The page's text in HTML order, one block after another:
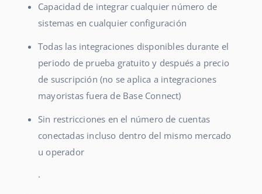
Capacidad de integrar cualquier número de
sistemas en cualquier configuración
Todas las integraciones disponibles durante el
periodo de prueba gratuito y después a precio
de suscripción (no se aplica a integraciones
mayoristas fuera de Base Connect)
Sin restricciones en el número de cuentas
conectadas incluso dentro del mismo mercado
u operador
.